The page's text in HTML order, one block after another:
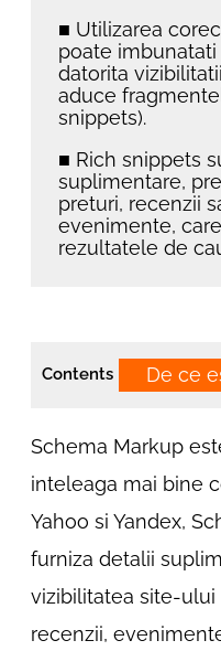
■ Utilizarea
poate imbunatati
datorita
aduce
snippets).
■ Rich snippets
suplimentare,
preturi, recenzii
evenimente,
rezultatele de
Schema Markup
inteleaga mai bine
Yahoo si Yandex,
furniza detalii
vizibilitatea site-
recenzii,
Contents De ce